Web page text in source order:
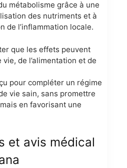
métabolisme grâce à une
des nutriments et à
de l’inflammation locale.
que les effets peuvent
de l’alimentation et de
pour compléter un régime
vie sain, sans promettre
en favorisant une
et avis médical